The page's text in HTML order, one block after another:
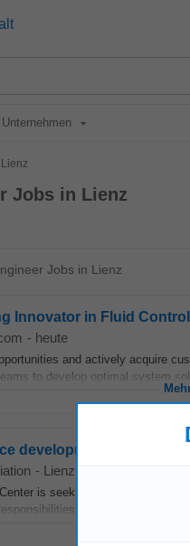
Unternehmen
Lienz
Jobs in Lienz
Jobs in Lienz
Innovator in Fluid
- heute
and actively acquire
to develop optimal system
development
- Lienz
is seeking a Senior Expert
• Deliver